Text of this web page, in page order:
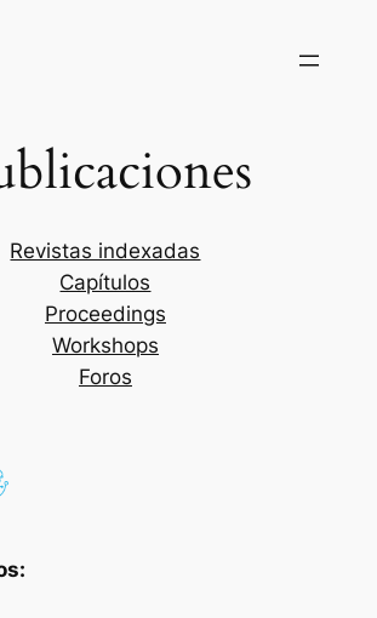
Revistas indexadas
Capítulos
Proceedings
Workshops
Foros